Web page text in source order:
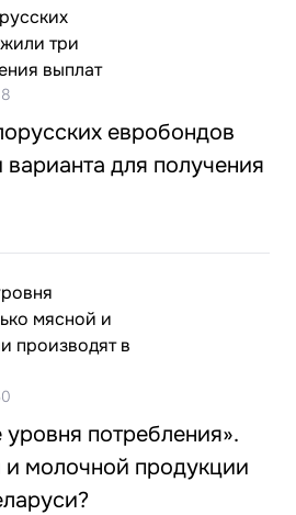
евробондов
для получения
потребления».
молочной продукции